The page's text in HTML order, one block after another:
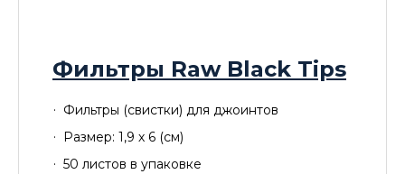
Фильтры Raw Black Tips
Фильтры (свистки) для джоинтов
Размер: 1,9 х 6 (см)
50 листов в упаковке